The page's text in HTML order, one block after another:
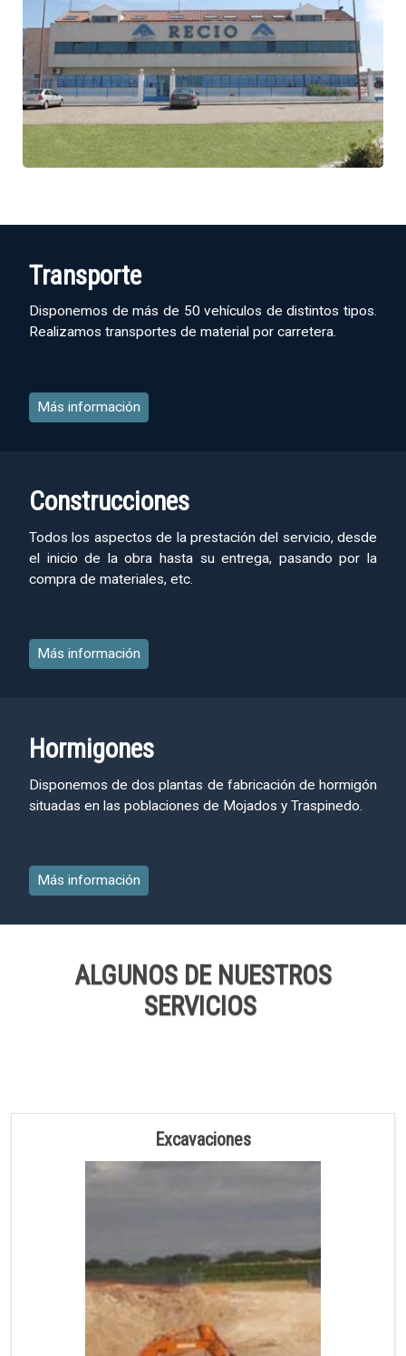
Transporte
Disponemos de más de 50 vehículos de distintos tipos.
Realizamos transportes de material por carretera.
Más información
Construcciones
Todos los aspectos de la prestación del servicio, desde
el inicio de la obra hasta su entrega, pasando por la
compra de materiales, etc.
Más información
Hormigones
Disponemos de dos plantas de fabricación de hormigón
situadas en las poblaciones de Mojados y Traspinedo.
Más información
ALGUNOS DE NUESTROS
SERVICIOS
Excavaciones